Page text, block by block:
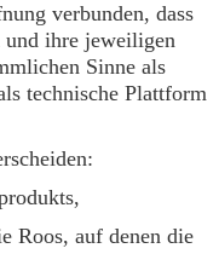
verbunden, dass
und ihre jeweiligen
Sinne als
technische Plattform
Roos, auf denen die